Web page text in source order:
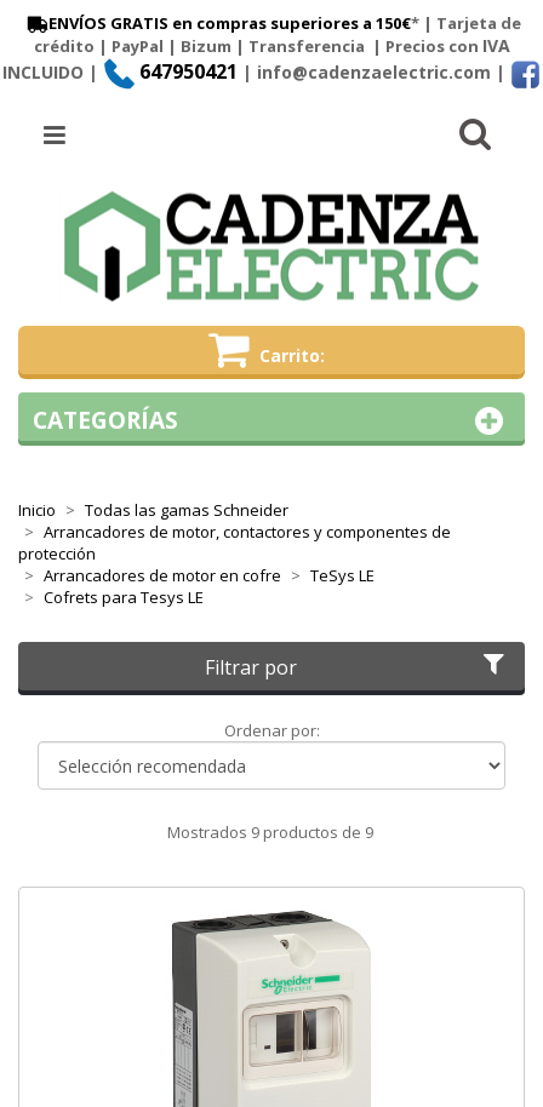
ENVÍOS GRATIS en compras superiores a 150€* | Tarjeta de
crédito | PayPal | Bizum | Transferencia | Precios con IVA
INCLUIDO |
647950421 | info@cadenzaelectric.com |
Carrito
Menú
Inicio
Todas las gamas Schneider
Arrancadores de motor, contactores y componentes de
protección
Arrancadores de motor en cofre
TeSys LE
Cofrets para Tesys LE
Filtrar por
Ordenar por:Ordenar
Mostrados 9productos de 9
CATEGORÍAS